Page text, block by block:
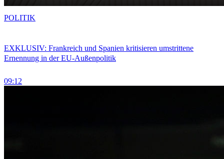
EXKLUSIV: Frankreich und Spanien kritisieren umstrittene
Ernennung in der EU-Außenpolitik
09:12
POLITIK